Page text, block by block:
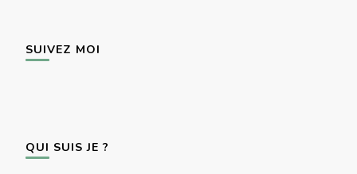
SUIVEZ MOI
QUI SUIS JE ?